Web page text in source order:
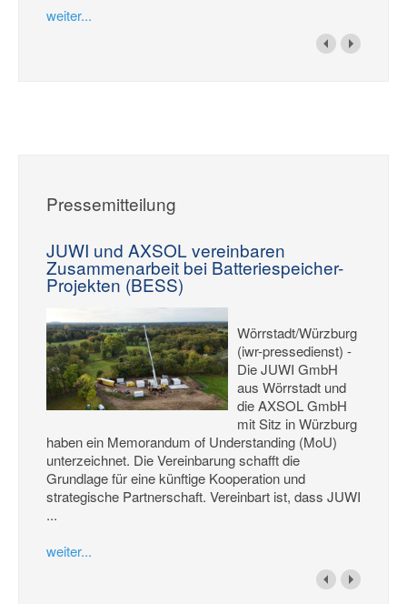
weiter...
Pressemitteilung
JUWI und AXSOL vereinbaren
Zusammenarbeit bei Batteriespeicher-
Projekten (BESS)
Wörrstadt/Würzburg
(iwr-pressedienst) -
Die JUWI GmbH
aus Wörrstadt und
die AXSOL GmbH
mit Sitz in Würzburg
haben ein Memorandum of Understanding (MoU)
unterzeichnet. Die Vereinbarung schafft die
Grundlage für eine künftige Kooperation und
strategische Partnerschaft. Vereinbart ist, dass JUWI
...
weiter...